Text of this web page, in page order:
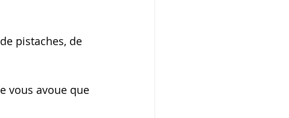
pistaches, de
vous avoue que